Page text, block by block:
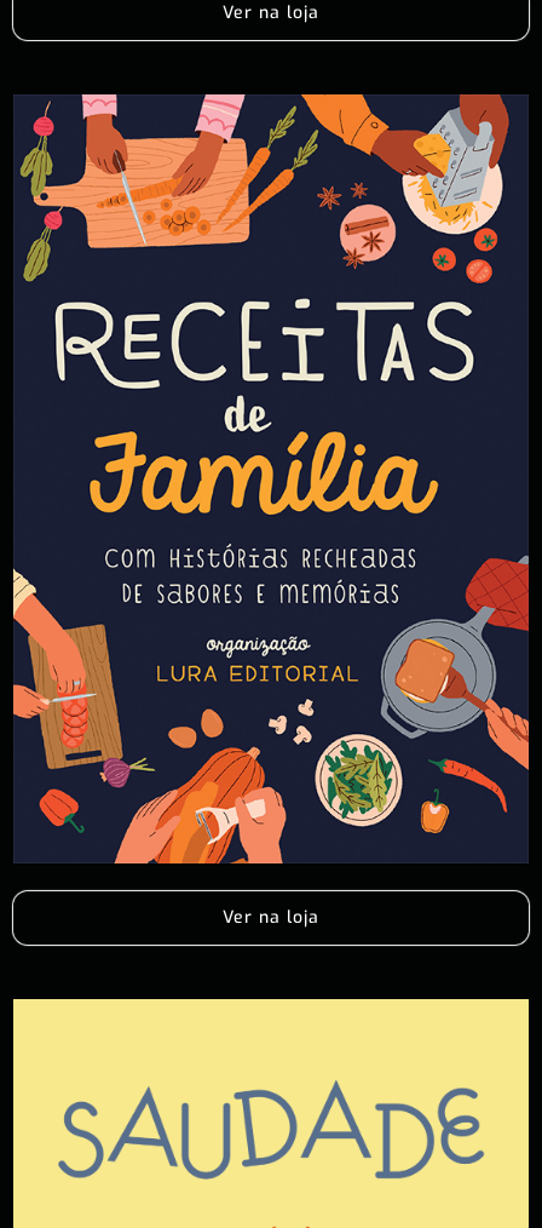
Ver na loja
Ver na loja